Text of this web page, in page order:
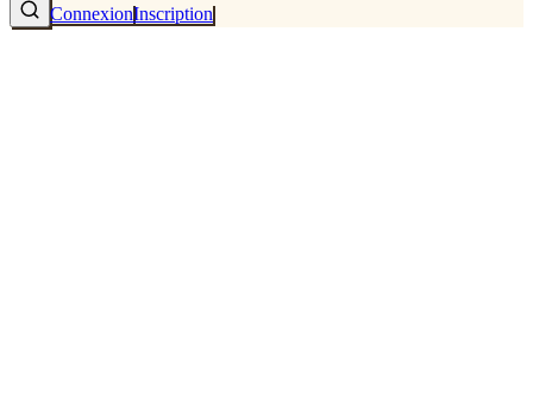
ConnexionInscription